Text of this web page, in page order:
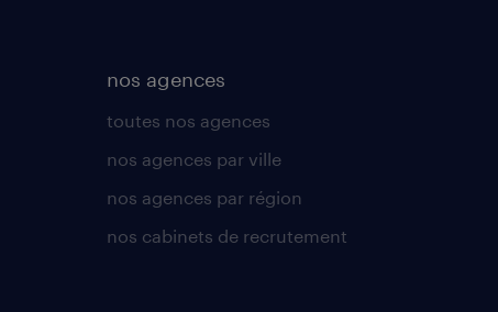
nos agences
toutes nos agences
nos agences par ville
nos agences par région
nos cabinets de recrutement